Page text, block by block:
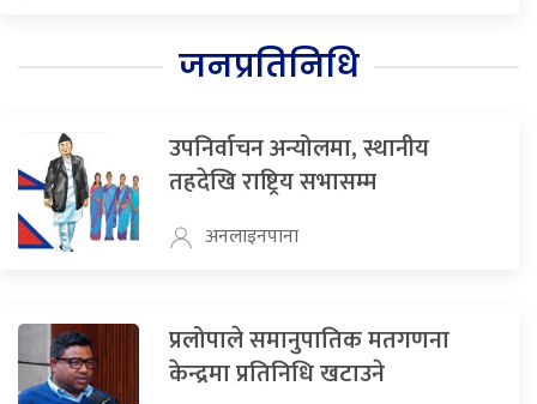
जनप्रतिनिधि
उपनिर्वाचन अन्योलमा, स्थानीय
तहदेखि राष्ट्रिय सभासम्म
अनलाइनपाना
प्रलोपाले समानुपातिक मतगणना
केन्द्रमा प्रतिनिधि खटाउने